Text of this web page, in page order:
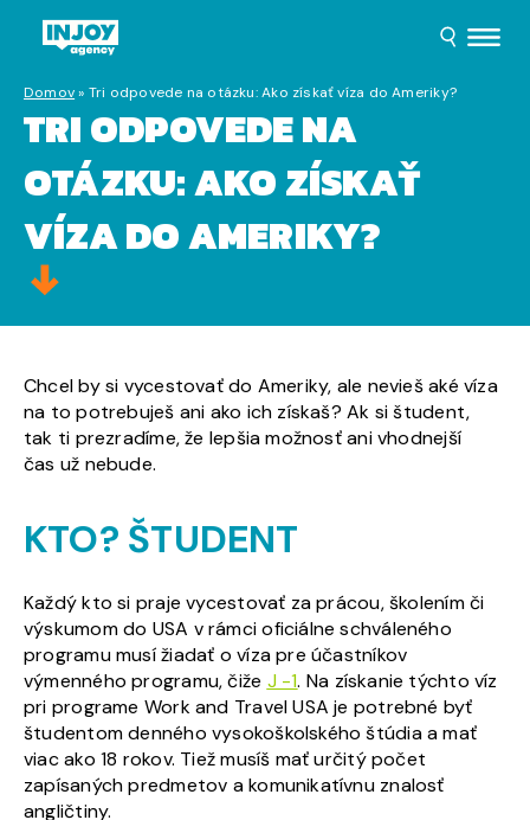
Domov» Tri odpovede na otázku: Ako získať víza do Ameriky?
TRI ODPOVEDE NA
OTÁZKU: AKO ZÍSKAŤ
VÍZA DO AMERIKY?
Chcel by si vycestovať do Ameriky, ale nevieš aké víza
na to potrebuješ ani ako ich získaš? Ak si študent,
tak ti prezradíme, že lepšia možnosť ani vhodnejší
čas už nebude.
KTO? ŠTUDENT
Každý kto si praje vycestovať za prácou, školením či
výskumom do USA v rámci oficiálne schváleného
programu musí žiadať o víza pre účastníkov
výmenného programu, čiže J -1. Na získanie týchto víz
pri programe Work and Travel USA je potrebné byť
študentom denného vysokoškolského štúdia a mať
viac ako 18 rokov. Tiež musíš mať určitý počet
zapísaných predmetov a komunikatívnu znalosť
angličtiny.